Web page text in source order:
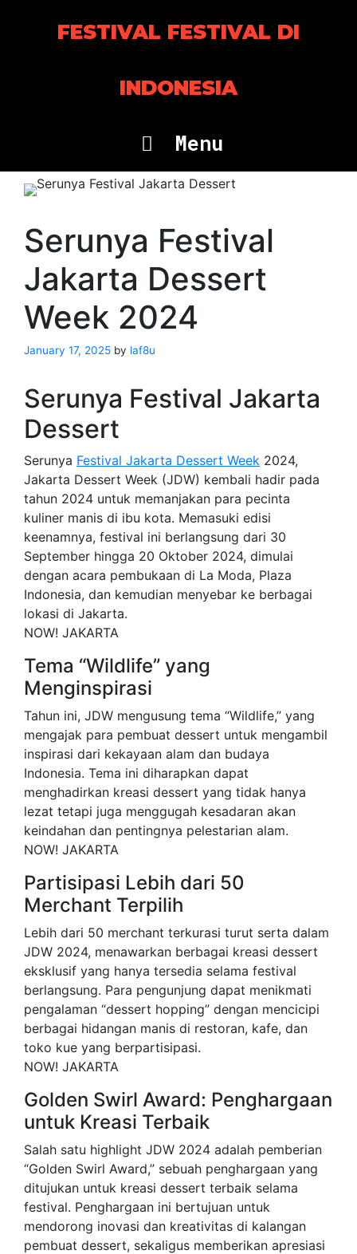
FESTIVAL FESTIVAL DI
INDONESIA
Menu
Serunya Festival
Jakarta Dessert
Week 2024
January 17, 2025 by laf8u
Serunya Festival Jakarta
Dessert
Serunya Festival Jakarta Dessert Week 2024,
Jakarta Dessert Week (JDW) kembali hadir pada
tahun 2024 untuk memanjakan para pecinta
kuliner manis di ibu kota. Memasuki edisi
keenamnya, festival ini berlangsung dari 30
September hingga 20 Oktober 2024, dimulai
dengan acara pembukaan di La Moda, Plaza
Indonesia, dan kemudian menyebar ke berbagai
lokasi di Jakarta.
NOW! JAKARTA
Tema “Wildlife” yang
Menginspirasi
Tahun ini, JDW mengusung tema “Wildlife,” yang
mengajak para pembuat dessert untuk mengambil
inspirasi dari kekayaan alam dan budaya
Indonesia. Tema ini diharapkan dapat
menghadirkan kreasi dessert yang tidak hanya
lezat tetapi juga menggugah kesadaran akan
keindahan dan pentingnya pelestarian alam.
NOW! JAKARTA
Partisipasi Lebih dari 50
Merchant Terpilih
Lebih dari 50 merchant terkurasi turut serta dalam
JDW 2024, menawarkan berbagai kreasi dessert
eksklusif yang hanya tersedia selama festival
berlangsung. Para pengunjung dapat menikmati
pengalaman “dessert hopping” dengan mencicipi
berbagai hidangan manis di restoran, kafe, dan
toko kue yang berpartisipasi.
NOW! JAKARTA
Golden Swirl Award: Penghargaan
untuk Kreasi Terbaik
Salah satu highlight JDW 2024 adalah pemberian
“Golden Swirl Award,” sebuah penghargaan yang
ditujukan untuk kreasi dessert terbaik selama
festival. Penghargaan ini bertujuan untuk
mendorong inovasi dan kreativitas di kalangan
pembuat dessert, sekaligus memberikan apresiasi